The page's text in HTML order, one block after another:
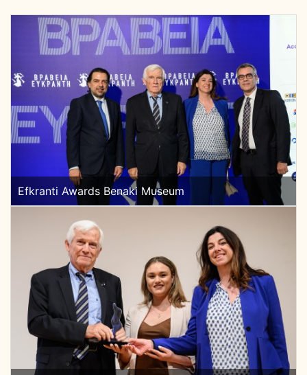
Efkranti Awards Benaki Museum